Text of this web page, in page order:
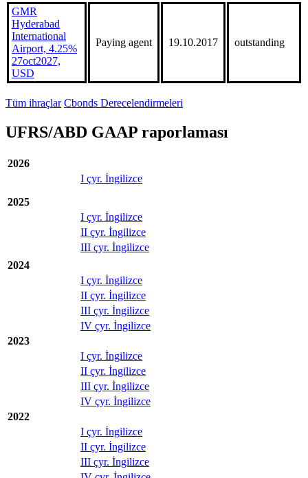
GMR
Hyderabad
International
Airport, 4.25%
27oct2027,
USD
Paying agent 19.10.2017 outstanding
Tüm ihraçlar Cbonds Derecelendirmeleri
UFRS/ABD GAAP raporlaması
2026
I çyr. İngilizce
2025
I çyr. İngilizce
II çyr. İngilizce
III çyr. İngilizce
2024
I çyr. İngilizce
II çyr. İngilizce
III çyr. İngilizce
IV çyr. İngilizce
2023
I çyr. İngilizce
II çyr. İngilizce
III çyr. İngilizce
IV çyr. İngilizce
2022
I çyr. İngilizce
II çyr. İngilizce
III çyr. İngilizce